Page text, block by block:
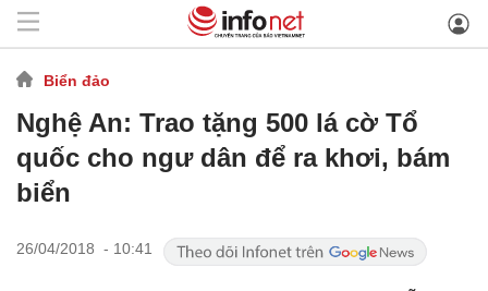
Biển đảo
Nghệ An: Trao tặng 500 lá cờ Tổ
quốc cho ngư dân để ra khơi, bám
biển
26/04/2018 - 10:41